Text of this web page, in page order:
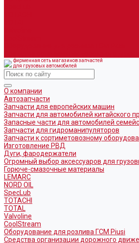
фирменная сеть магазинов запчастей
для грузовых автомобилей
О компании
Автозапчасти
Запчасти для европейских машин
Запчасти для автомобилей китайского
Запасные части для автомобилей
Запчасти для гидроманипуляторов
Запчасти к сортиметовозному
Изготовление РВД
Дуги, фародержатели
Огромный выбор аксессуаров для
Горюче-смазочные материалы
LEMARC
NORD OIL
SpecLub
TOTACHI
TOTAL
Valvoline
CoolStream
Оборудование для розлива ГСМ Piusi
Средства организации дорожного